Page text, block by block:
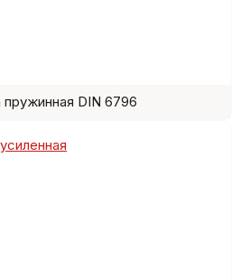
DIN 6796